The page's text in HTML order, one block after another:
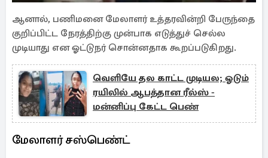
ஆனால், பணிமனை மேலாளர் உத்தரவின்றி பேருந்தை
குறிப்பிட்ட நேரத்திற்கு முன்பாக எடுத்துச் செல்ல
முடியாது என ஓட்டுநர் சொன்னதாக கூறப்படுகிறது.
வெளியே தல காட்ட முடியல; ஓடும்
ரயிலில் ஆபத்தான ரீல்ஸ் -
மன்னிப்பு கேட்ட பெண்
மேலாளர் சஸ்பெண்ட்